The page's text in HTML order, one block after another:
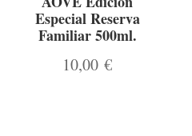
Especial Reserva
Familiar 500ml.
10,00€